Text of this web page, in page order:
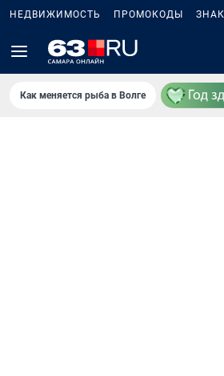
НЕДВИЖИМОСТЬ ПРОМОКОДЫ
Как меняется рыба в Волге